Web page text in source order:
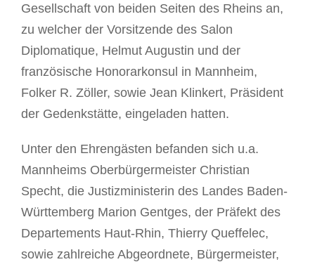
Gesellschaft von beiden Seiten des Rheins an,
zu welcher der Vorsitzende des Salon
Diplomatique, Helmut Augustin und der
französische Honorarkonsul in Mannheim,
Folker R. Zöller, sowie Jean Klinkert, Präsident
der Gedenkstätte, eingeladen hatten.
Unter den Ehrengästen befanden sich u.a.
Mannheims Oberbürgermeister Christian
Specht, die Justizministerin des Landes Baden-
Württemberg Marion Gentges, der Präfekt des
Departements Haut-Rhin, Thierry Queffelec,
sowie zahlreiche Abgeordnete, Bürgermeister,